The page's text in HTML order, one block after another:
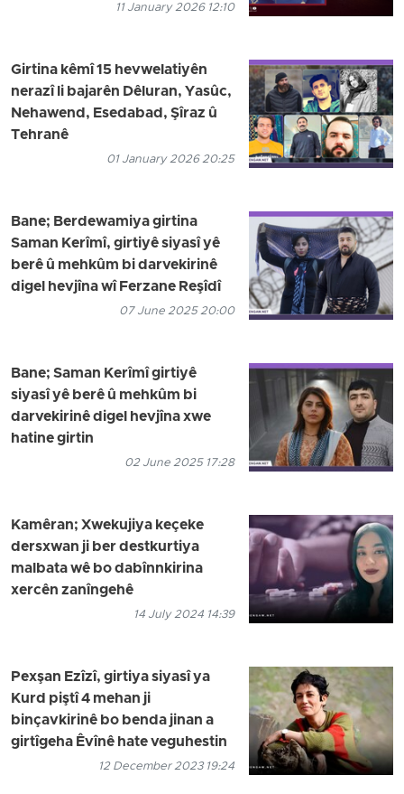
11 January 2026 12:10
Girtina kêmî 15 hevwelatiyên
nerazî li bajarên Dêluran, Yasûc,
Nehawend, Esedabad, Şîraz û
Tehranê
01 January 2026 20:25
Bane; Berdewamiya girtina
Saman Kerîmî, girtiyê siyasî yê
berê û mehkûm bi darvekirinê
digel hevjîna wî Ferzane Reşîdî
07 June 2025 20:00
Bane; Saman Kerîmî girtiyê
siyasî yê berê û mehkûm bi
darvekirinê digel hevjîna xwe
hatine girtin
02 June 2025 17:28
Kamêran; Xwekujiya keçeke
dersxwan ji ber destkurtiya
malbata wê bo dabînnkirina
xercên zanîngehê
14 July 2024 14:39
Pexşan Ezîzî, girtiya siyasî ya
Kurd piştî 4 mehan ji
binçavkirinê bo benda jinan a
girtîgeha Êvînê hate veguhestin
12 December 2023 19:24